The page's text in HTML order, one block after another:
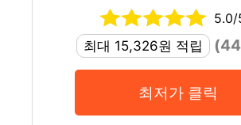
5.0/
최대 15,326원 적립
최저가 클릭